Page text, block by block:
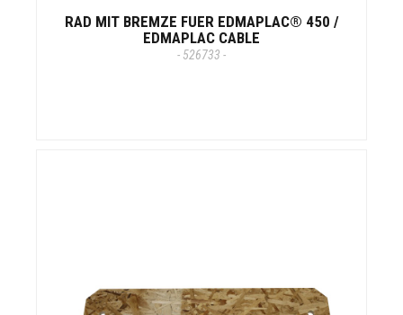
RAD MIT BREMZE FUER EDMAPLAC® 450 /
EDMAPLAC CABLE
- 526733 -